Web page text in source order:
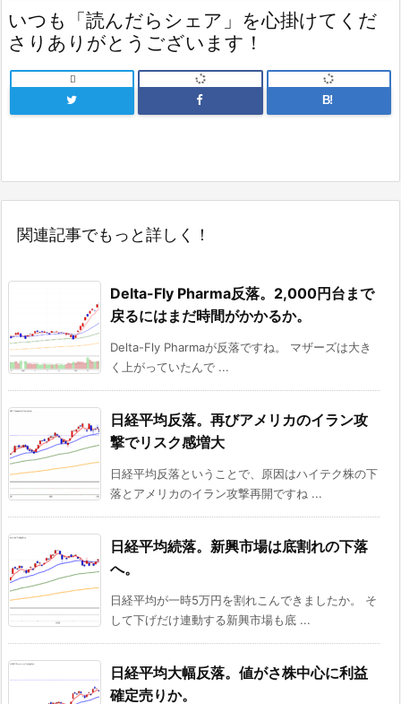
いつも「読んだらシェア」を心掛けてくだ
さりありがとうございます！

B!
関連記事でもっと詳しく！
Delta-Fly Pharma反落。2,000円台まで
戻るにはまだ時間がかかるか。
Delta-Fly Pharmaが反落ですね。 マザーズは大き
く上がっていたんで ...
日経平均反落。再びアメリカのイラン攻
撃でリスク感増大
日経平均反落ということで、原因はハイテク株の下
落とアメリカのイラン攻撃再開ですね ...
日経平均続落。新興市場は底割れの下落
へ。
日経平均が一時5万円を割れこんできましたか。 そ
して下げだけ連動する新興市場も底 ...
日経平均大幅反落。値がさ株中心に利益
確定売りか。